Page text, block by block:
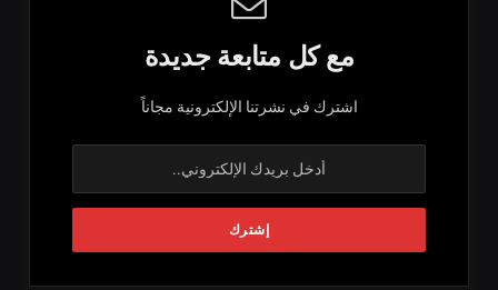
مع كل متابعة جديدة
اشترك في نشرتنا الإلكترونية مجاناً